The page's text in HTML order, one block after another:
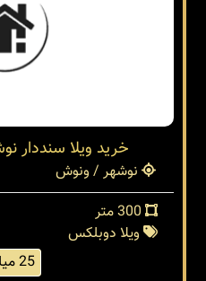
خرید ویلا سنددار
نوشهر / ونوش
ویلا دوبلکس
25 میلیارد